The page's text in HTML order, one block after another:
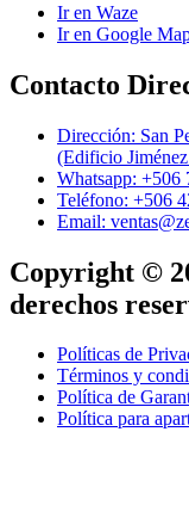
Ir en Waze
Ir en Google
Contacto
Dirección: San
(Edificio
Whatsapp: +506
Teléfono: +506
Email:
Copyright ©
derechos
Políticas de
Términos y
Política de
Política para